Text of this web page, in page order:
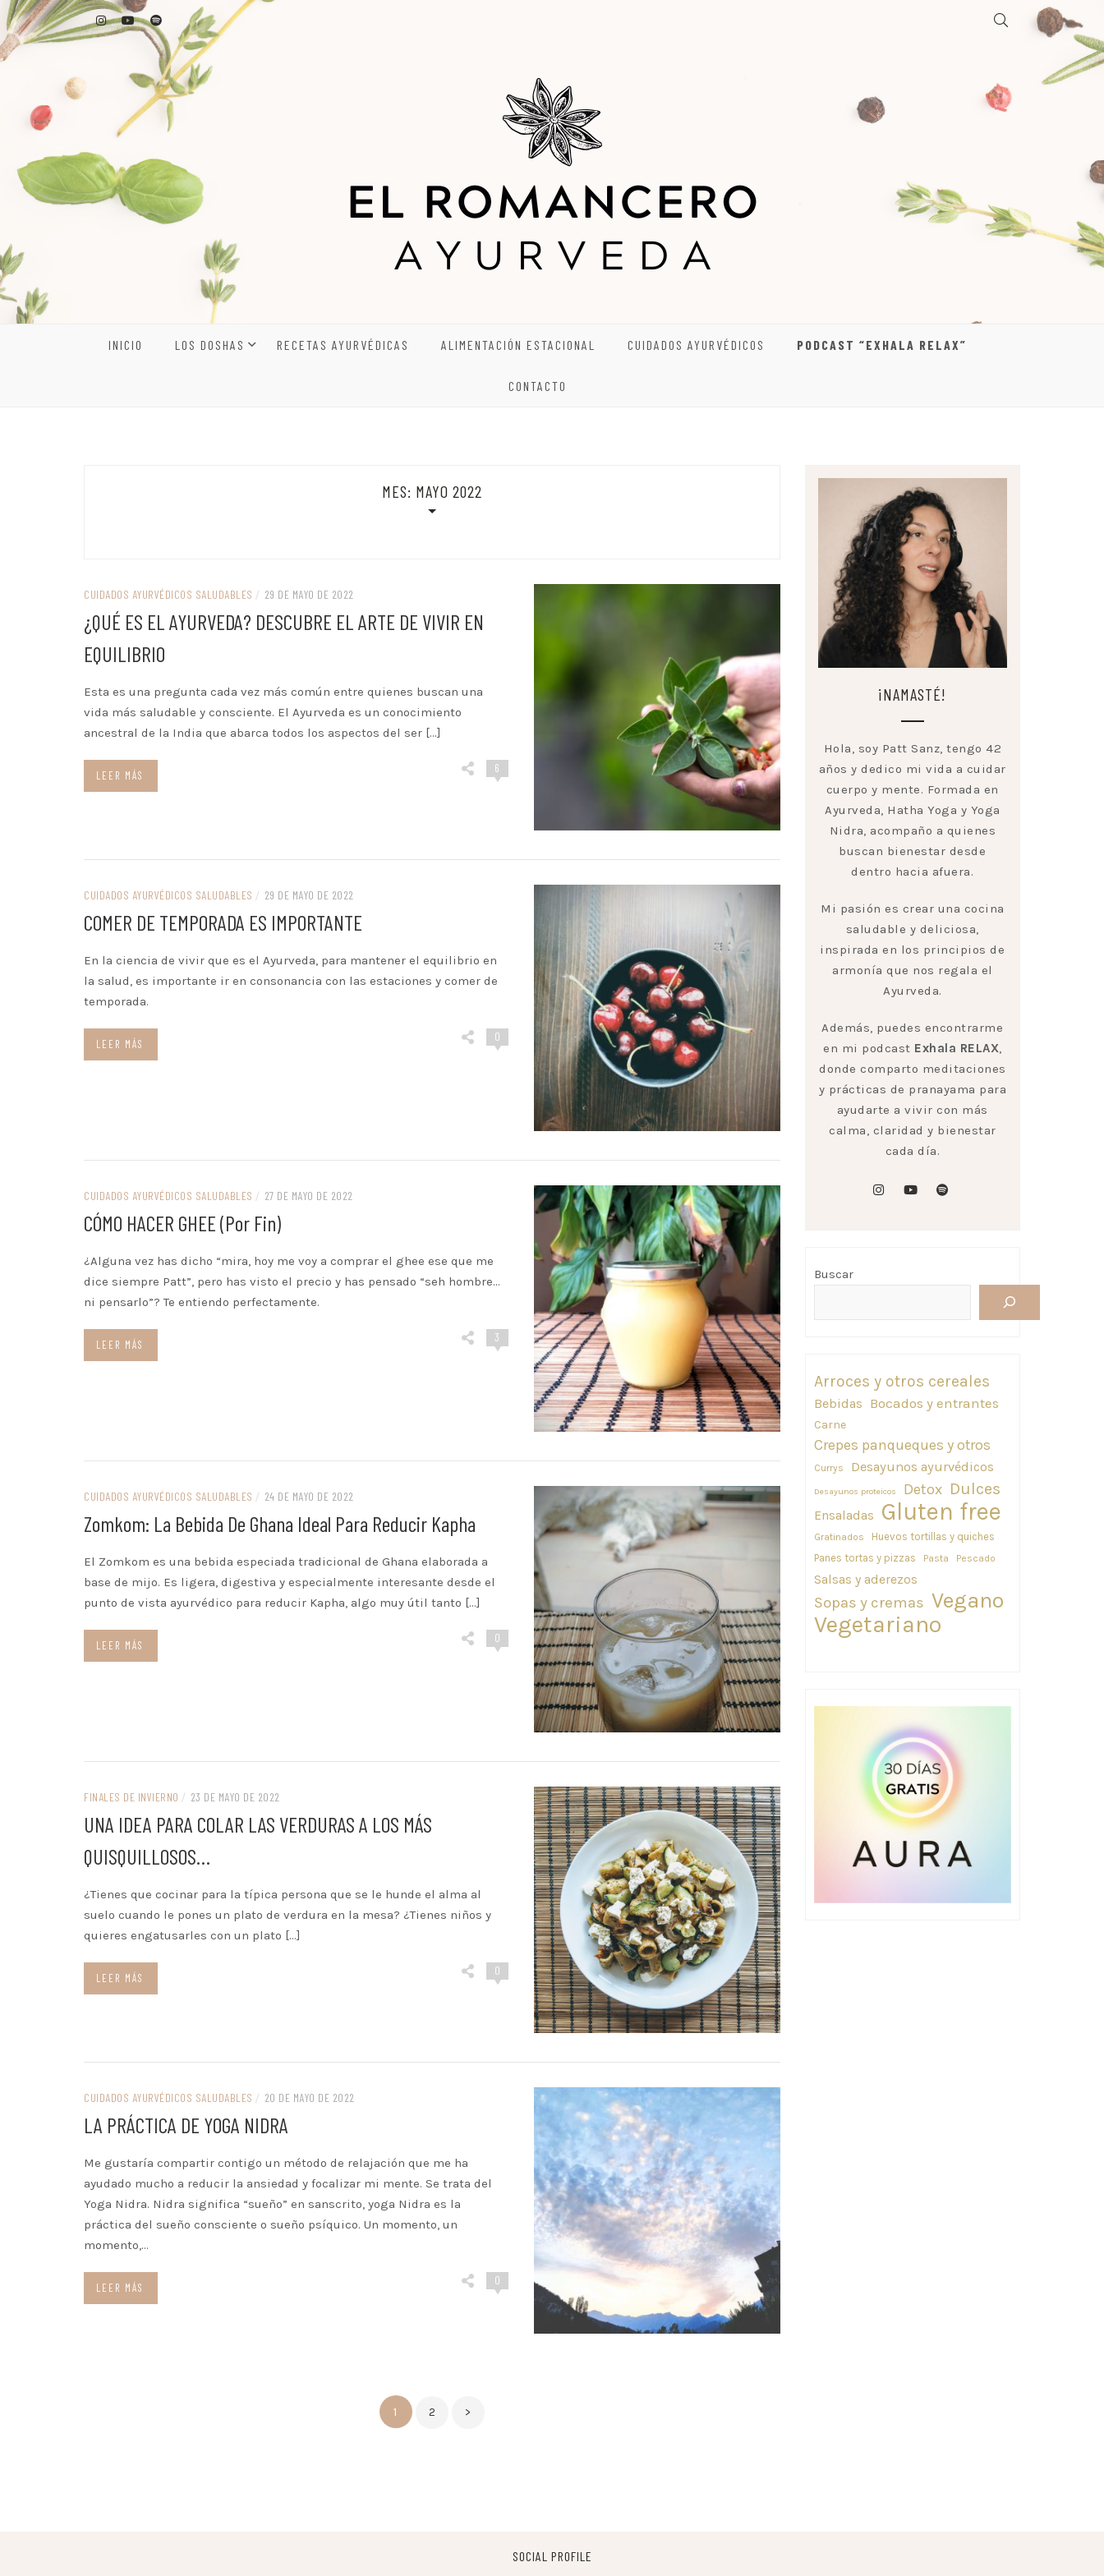
Skip
to
content
INICIO LOS DOSHAS RECETAS AYURVÉDICAS ALIMENTACIÓN ESTACIONAL CUIDADOS AYURVÉDICOS PODCAST “EXHALA RELAX”
CONTACTO
MES: MAYO 2022
CUIDADOS AYURVÉDICOS SALUDABLES / 29 DE MAYO DE 2022
¿QUÉ ES EL AYURVEDA? DESCUBRE EL ARTE DE VIVIR EN
EQUILIBRIO
Esta es una pregunta cada vez más común entre quienes buscan una
vida más saludable y consciente. El Ayurveda es un conocimiento
ancestral de la India que abarca todos los aspectos del ser […]
6
LEER MÁS
CUIDADOS AYURVÉDICOS SALUDABLES / 29 DE MAYO DE 2022
COMER DE TEMPORADA ES IMPORTANTE
En la ciencia de vivir que es el Ayurveda, para mantener el equilibrio en
la salud, es importante ir en consonancia con las estaciones y comer de
temporada.
0
LEER MÁS
CUIDADOS AYURVÉDICOS SALUDABLES / 27 DE MAYO DE 2022
CÓMO HACER GHEE (por Fin)
¿Alguna vez has dicho “mira, hoy me voy a comprar el ghee ese que me
dice siempre Patt”, pero has visto el precio y has pensado “seh hombre…
ni pensarlo”? Te entiendo perfectamente.
3
LEER MÁS
CUIDADOS AYURVÉDICOS SALUDABLES / 24 DE MAYO DE 2022
Zomkom: La Bebida De Ghana Ideal Para Reducir Kapha
El Zomkom es una bebida especiada tradicional de Ghana elaborada a
base de mijo. Es ligera, digestiva y especialmente interesante desde el
punto de vista ayurvédico para reducir Kapha, algo muy útil tanto […]
0
LEER MÁS
FINALES DE INVIERNO / 23 DE MAYO DE 2022
UNA IDEA PARA COLAR LAS VERDURAS A LOS MÁS
QUISQUILLOSOS…
¿Tienes que cocinar para la típica persona que se le hunde el alma al
suelo cuando le pones un plato de verdura en la mesa? ¿Tienes niños y
quieres engatusarles con un plato […]
0
LEER MÁS
CUIDADOS AYURVÉDICOS SALUDABLES / 20 DE MAYO DE 2022
LA PRÁCTICA DE YOGA NIDRA
Me gustaría compartir contigo un método de relajación que me ha
ayudado mucho a reducir la ansiedad y focalizar mi mente. Se trata del
Yoga Nidra. Nidra significa “sueño” en sanscrito, yoga Nidra es la
práctica del sueño consciente o sueño psíquico. Un momento, un
momento,…
0
LEER MÁS
Paginación
1 2 >
¡NAMASTÉ!
Hola, soy Patt Sanz, tengo 42
años y dedico mi vida a cuidar
cuerpo y mente. Formada en
Ayurveda, Hatha Yoga y Yoga
Nidra, acompaño a quienes
buscan bienestar desde
dentro hacia afuera.
Mi pasión es crear una cocina
saludable y deliciosa,
inspirada en los principios de
armonía que nos regala el
Ayurveda.
Además, puedes encontrarme
en mi podcast Exhala RELAX
donde comparto meditaciones
y prácticas de pranayama para
ayudarte a vivir con más
calma, claridad y bienestar
cada día.
instagram
youtube
Buscar
Arroces y otros cereales
Bebidas Bocados y entrantes
Carne
Crepes panqueques y otros
Currys Desayunos ayurvédicos
Desayunos proteicos Detox Dulces
Ensaladas Gluten free
Gratinados
Huevos tortillas y quiches
Panes tortas y pizzas
Pasta Pescado
Salsas y aderezos
Sopas y cremas Vegano
Vegetariano
SOCIAL PROFILE